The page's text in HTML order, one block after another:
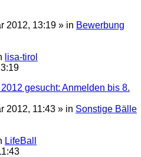
2012, 13:19 » in Bewerbung
lisa-tirol
gesucht: Anmelden bis 8.
2012, 11:43 » in Sonstige Bälle
LifeBall